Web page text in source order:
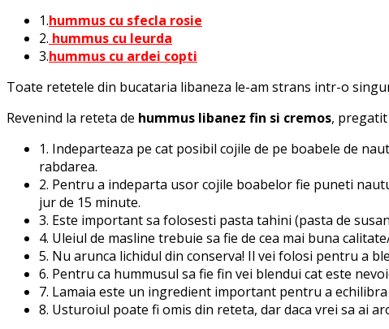
1.hummus cu sfecla rosie
2. hummus cu leurda
3.hummus cu ardei copti
Toate retetele din bucataria libaneza le-am strans intr-o
Revenind la reteta de hummus libanez fin si cremos,
1. Indeparteaza pe cat posibil cojile de pe boabele de
rabdarea.
2. Pentru a indeparta usor cojile boabelor fie puneti
jur de 15 minute.
3. Este important sa folosesti pasta tahini (pasta de
4. Uleiul de masline trebuie sa fie de cea mai buna
5. Nu arunca lichidul din conserva! Il vei folosi pentru a
6. Pentru ca hummusul sa fie fin vei blendui cat este
7. Lamaia este un ingredient important pentru a
8. Usturoiul poate fi omis din reteta, dar daca vrei sa ai